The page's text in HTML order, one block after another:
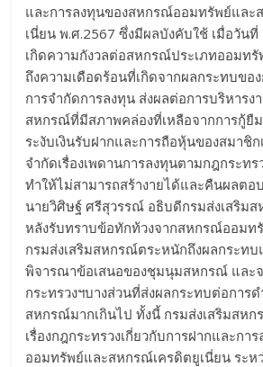
และการลงทุนของสหกรณ์ออมทรัพย์และ
เนี่ยน พ.ศ.2567 ซึ่งมีผลบังคับใช้ เมื่อวัน
เกิดความกังวลต่อสหกรณ์ประเภทออมทรั
ถึงความเดือดร้อนที่เกิดจากผลกระทบของ
การจำกัดการลงทุน ส่งผลต่อการบริหาร
สหกรณ์ที่มีสภาพคล่องที่เหลือจากการกู้ยื
ระงับเงินรับฝากและการถือหุ้นของสมาชิ
จำกัดเรื่องเพดานการลงทุนตามกฎกระทร
ทำให้ไม่สามารถสร้างายได้และคืนผลต
นายวิศิษฐ์ ศรีสุวรรณ์ อธิบดีกรมส่งเสริมส
หลังรับทราบข้อทักท้วงจากสหกรณ์ออมท
กรมส่งเสริมสหกรณ์ตระหนักถึงผลกระท
พิจารณาข้อเสนอของชุมนุมสหกรณ์ และ
กระทรวงฯบางส่วนที่ส่งผลกระทบต่อการ
สหกรณ์มากเกินไป ทั้งนี้ กรมส่งเสริมสห
เรื่องกฎกระทรวงเกี่ยวกับการฝากและก
ออมทรัพย์และสหกรณ์เครดิตยูเนี่ยน ระห